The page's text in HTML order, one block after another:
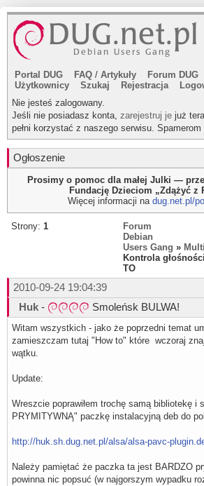
Portal DUG FAQ / Artykuły Forum DUG
Użytkownicy
Szukaj Rejestracja
Nie jesteś zalogowany.
Jeśli nie posiadasz konta, zarejestruj je już
pełni korzystać z naszego serwisu.
Ogłoszenie
Prosimy o pomoc dla małej Julki —
Fundację Dzieciom „Zdążyć z
Więcej informacji na dug.net.pl/
Strony: 1
Forum
Debian
Users Gang »
Kontrola
TO
2010-09-24 19:04:39
Huk - Smoleńsk BULWA!
Witam wszystkich - jako że poprzedni temat
zamieszczam tutaj "How to" które wczoraj
wątku.
Update:
Wreszcie poprawiłem trochę samą bibliotekę i
PRYMITYWNĄ" paczkę instalacyjną deb do
http://huk.sh.dug.net.pl/alsa/alsa-pavc-
Należy pamiętać że paczka ta jest BARDZO
powinna nic popsuć (w najgorszym wypadku